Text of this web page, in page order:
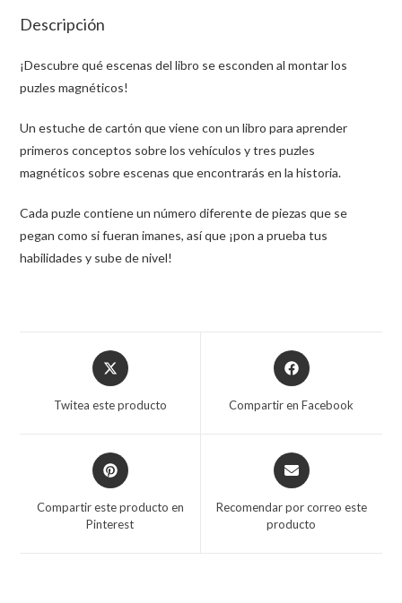
Descripción
¡Descubre qué escenas del libro se esconden al montar los
puzles magnéticos!
Un estuche de cartón que viene con un libro para aprender
primeros conceptos sobre los vehículos y tres puzles
magnéticos sobre escenas que encontrarás en la historia.
Cada puzle contiene un número diferente de piezas que se
pegan como si fueran imanes, así que ¡pon a prueba tus
habilidades y sube de nivel!
Twitea este producto Compartir en Facebook
Compartir este producto en
Pinterest
Recomendar por correo este
producto